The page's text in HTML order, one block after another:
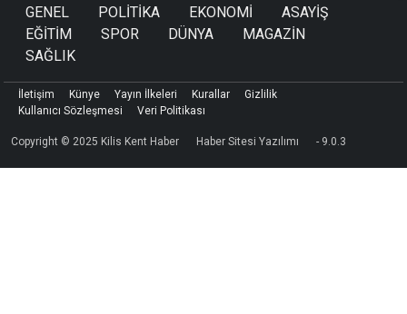
GENEL
POLİTİKA EKONOMİ
ASAYİŞ
EĞİTİM
SPOR DÜNYA
MAGAZİN
SAĞLIK
Copyright © 2025 Kilis Kent Haber Haber Sitesi Yazılımı - 9.0.3
İletişim Künye Yayın İlkeleri Kurallar
Gizlilik
Kullanıcı Sözleşmesi
Veri Politikası